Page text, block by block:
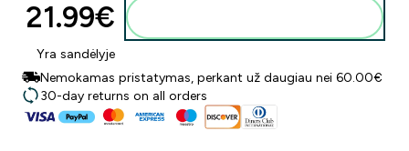
21.99€‎
Yra sandėlyje
Nemokamas pristatymas, perkant už daugiau nei 60.00€
30-day returns on all orders